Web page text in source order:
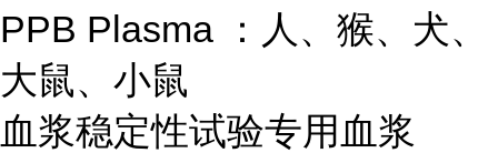
PPB Plasma ：人、猴、犬、
大鼠、小鼠
血浆稳定性试验专用血浆